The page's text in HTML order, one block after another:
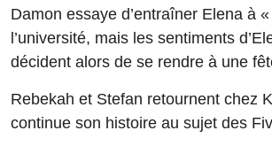
Damon essaye d’entraîner Elena à
l’université, mais les sentiments
décident alors de se rendre à une
Rebekah et Stefan retournent chez
continue son histoire au sujet des